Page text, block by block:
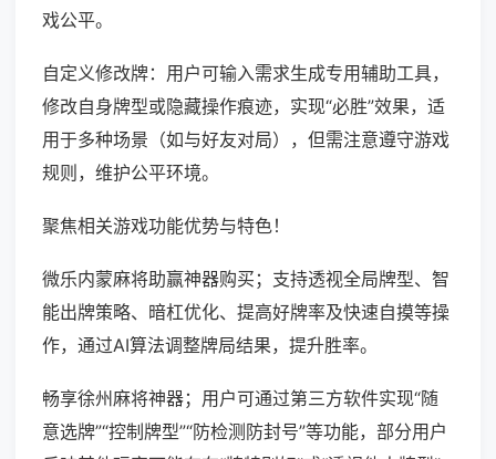
戏公平。
自定义修改牌：用户可输入需求生成专用辅助工具，
修改自身牌型或隐藏操作痕迹，实现“必胜”效果，适
用于多种场景（如与好友对局），但需注意遵守游戏
规则，维护公平环境。
聚焦相关游戏功能优势与特色！
微乐内蒙麻将助赢神器购买；支持透视全局牌型、智
能出牌策略、暗杠优化、提高好牌率及快速自摸等操
作，通过AI算法调整牌局结果，提升胜率。
畅享徐州麻将神器；用户可通过第三方软件实现“随
意选牌”“控制牌型”“防检测防封号”等功能，部分用户